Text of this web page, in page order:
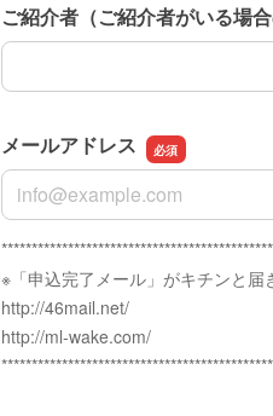
ご紹介者（ご紹介者がいる場
ご紹介者（ご紹介者がいる場
メールアドレス
メールアドレス
※「申込完了メール」がキチンと
http://46mail.net/
http://ml-wake.com/